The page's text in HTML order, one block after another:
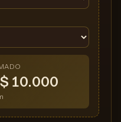
10.000